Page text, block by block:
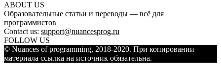
ABOUT US
Образовательные статьи и переводы — всё для
программистов
Contact us: support@nuancesprog.ru
FOLLOW US
© Nuances of programming, 2018-2020. При копировании
материала ссылка на источник обязательна.